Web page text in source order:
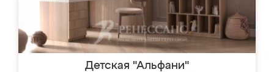
Детская "Альфани"